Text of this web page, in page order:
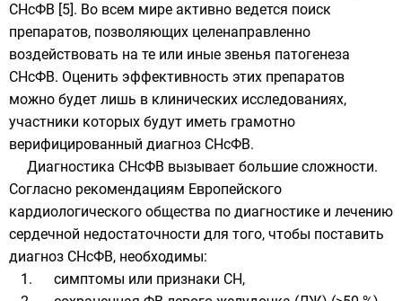
СНсФВ [5]. Во всем мире активно ведется поиск
препаратов, позволяющих целенаправленно
воздействовать на те или иные звенья патогенеза
СНсФВ. Оценить эффективность этих препаратов
можно будет лишь в клинических исследованиях,
участники которых будут иметь грамотно
верифицированный диагноз СНсФВ.
Диагностика СНсФВ вызывает большие сложности.
Согласно рекомендациям Европейского
кардиологического общества по диагностике и лечению
сердечной недостаточности для того, чтобы поставить
диагноз СНсФВ, необходимы:
симптомы или признаки СН,